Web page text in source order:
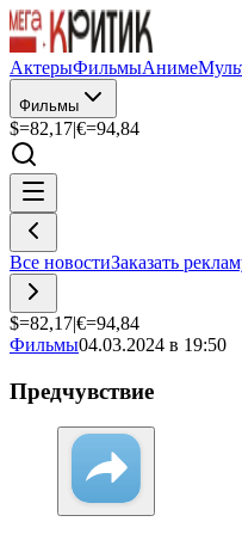
АктерыФильмыАниме
Фильмы
$=82,17|€=94,84
Все новостиЗаказать
$=82,17|€=94,84
Фильмы04.03.2024 в 19:50
Предчувствие